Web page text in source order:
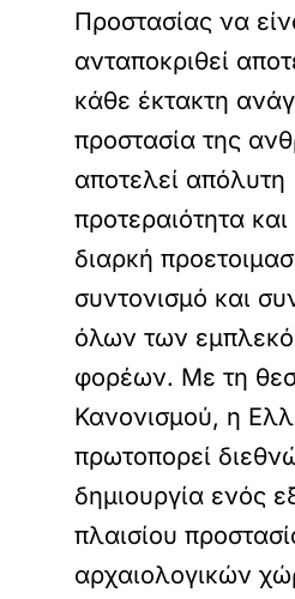
Προστασίας να
ανταποκριθεί
κάθε έκτακτη
προστασία της
αποτελεί απόλυτη
προτεραιότητα
διαρκή
συντονισμό και
όλων των
φορέων. Με τη
Κανονισμού, η
πρωτοπορεί
δημιουργία ενός
πλαισίου
αρχαιολογικών